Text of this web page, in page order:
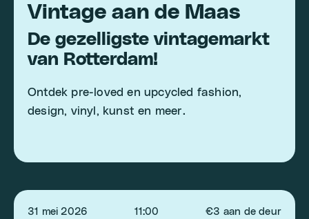
Vintage aan de Maas
De gezelligste vintagemarkt
van Rotterdam!
Ontdek pre-loved en upcycled fashion,
design, vinyl, kunst en meer.
31 mei 2026 11:00
€3 aan de deur